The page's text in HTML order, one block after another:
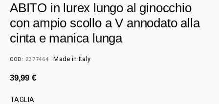
ABITO in lurex lungo al ginocchio
con ampio scollo a V annodato alla
cinta e manica lunga
COD: 2377464 Made in Italy
39,99 €
TAGLIA